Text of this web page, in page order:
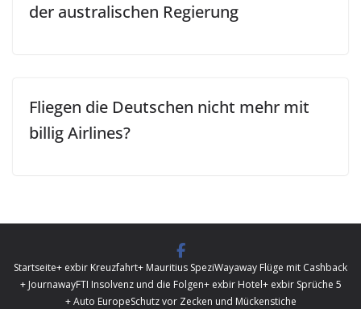
der australischen Regierung
Fliegen die Deutschen nicht mehr mit
billig Airlines?
Startseite+ exbir Kreuzfahrt+ Mauritius SpeziWayaway Flüge mit Cashback
+ JournawayFTI Insolvenz und die Folgen+ exbir Hotel+ exbir Sprüche 5
+ Auto EuropeSchutz vor Zecken und Mückenstiche